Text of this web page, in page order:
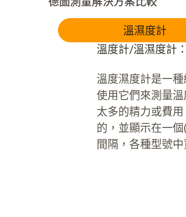
溫濕度計
溫度計/溫濕度計
溫度濕度計是一
使用它們來測量
太多的精力或費
的，並顯示在一
間隔，各種型號